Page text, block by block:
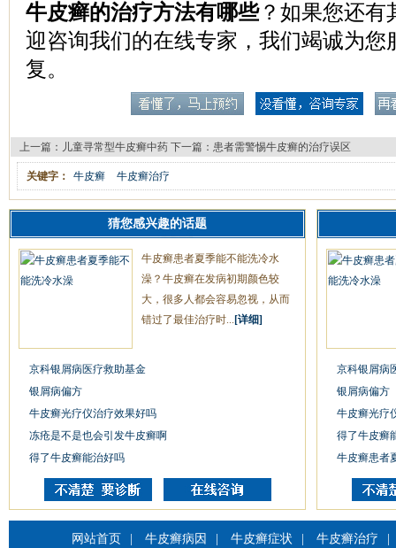
牛皮癣的治疗方法有哪些？如果您还有
迎咨询我们的在线专家，我们竭诚为您
复。
上一篇： 儿童寻常型牛皮癣中药 下一篇： 患者需警惕牛皮癣的治疗误区
关键字： 牛皮癣 牛皮癣治疗
猜您感兴趣的话题
牛皮癣患者夏季能不能洗冷水
澡？牛皮癣在发病初期颜色较
大，很多人都会容易忽视，从而
错过了最佳治疗时... [详细]
京科银屑病医疗救助基金
银屑病偏方
牛皮癣光疗仪治疗效果好吗
冻疮是不是也会引发牛皮癣啊
得了牛皮癣能治好吗
京科银屑病
银屑病偏方
牛皮癣光疗
得了牛皮癣
牛皮癣患者
网站首页 牛皮癣病因 牛皮癣症状 牛皮癣治疗